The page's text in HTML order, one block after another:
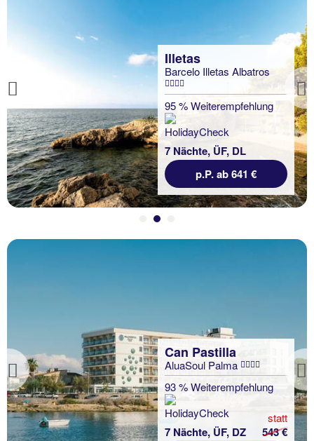
Previous
Previous
Can Pastilla
AluaSoul Palma
93 % Weiterempfehlung
7 Nächte, ÜF, DZ
statt
543 €